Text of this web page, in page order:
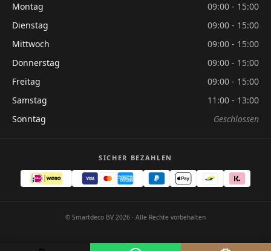
Montag
09:00 - 15:00
Dienstag
09:00 - 15:00
Mittwoch
09:00 - 15:00
Donnerstag
09:00 - 15:00
Freitag
09:00 - 15:00
Samstag
11:00 - 13:00
Sonntag
Geschlossen
SICHER BEZAHLEN
© Smartdeco BV 2026 · Alle Rechte vorbehalten